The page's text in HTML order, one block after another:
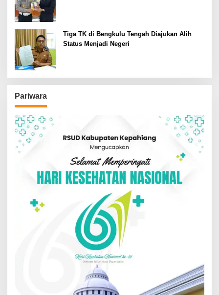
Tiga TK di Bengkulu Tengah Diajukan Alih
Status Menjadi Negeri
Pariwara